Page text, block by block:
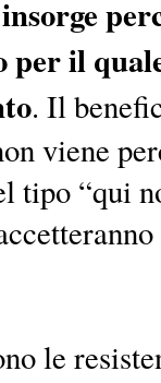
il
. Il
viene
tipo “qui
le